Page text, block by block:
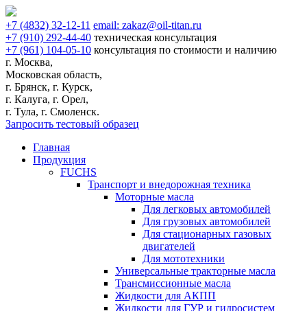
+7 (4832) 32-12-11 email: zakaz@oil-titan.ru
+7 (910) 292-44-40 техническая консультация
+7 (961) 104-05-10 консультация по стоимости и наличию
г. Москва,
Московская область,
г. Брянск, г. Курск,
г. Калуга, г. Орел,
г. Тула, г. Смоленск.
Запросить тестовый образец
Главная
Продукция
FUCHS
Транспорт и внедорожная техника
Моторные масла
Для легковых автомобилей
Для грузовых автомобилей
Для стационарных газовых
двигателей
Для мототехники
Универсальные тракторные масла
Трансмиссионные масла
Жидкости для АКПП
Жидкости для ГУР и гидросистем